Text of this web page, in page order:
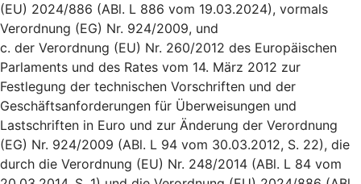
(EU) 2024/886 (ABl. L 886 vom 19.03.2024), vormals
Verordnung (EG) Nr. 924/2009, und
c. der Verordnung (EU) Nr. 260/2012 des Europäischen
Parlaments und des Rates vom 14. März 2012 zur
Festlegung der technischen Vorschriften und der
Geschäftsanforderungen für Überweisungen und
Lastschriften in Euro und zur Änderung der Verordnung
(EG) Nr. 924/2009 (ABl. L 94 vom 30.03.2012, S. 22), die
durch die Verordnung (EU) Nr. 248/2014 (ABl. L 84 vom